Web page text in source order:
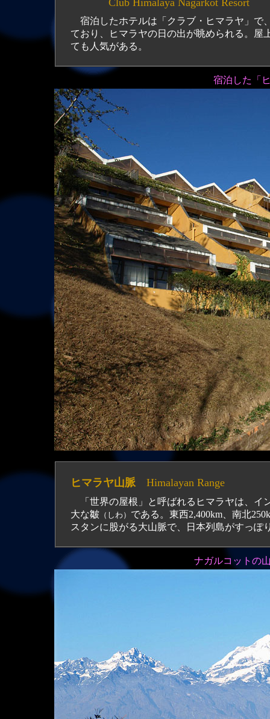
Club Himalaya Nagarkot Resort
宿泊したホテルは「クラブ・ヒマラヤ」で
ており、ヒマラヤの日の出が眺められる。屋
ても人気がある。
宿泊した「
ヒマラヤ山脈 Himalayan Range
「世界の屋根」と呼ばれるヒマラヤは、イ
大な皺（しわ） である。東西2,400km、南北
スタンに股がる大山脈で、日本列島がすっ
ナガルコットの